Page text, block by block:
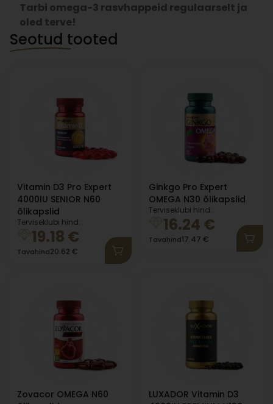
Seotud tooted
Vitamin D3 Pro Expert
4000IU SENIOR N60
õlikapslid
Terviseklubi hind:
19.18 €
Tavahind20.62 €
Ginkgo Pro Expert
OMEGA N30 õlikapslid
Terviseklubi hind:
16.24 €
Tavahind17.47 €
Zovacor OMEGA N60
LUXADOR Vitamin D3
Tarbi omega-3 rasvhappeid regulaarselt ja
oled terve!